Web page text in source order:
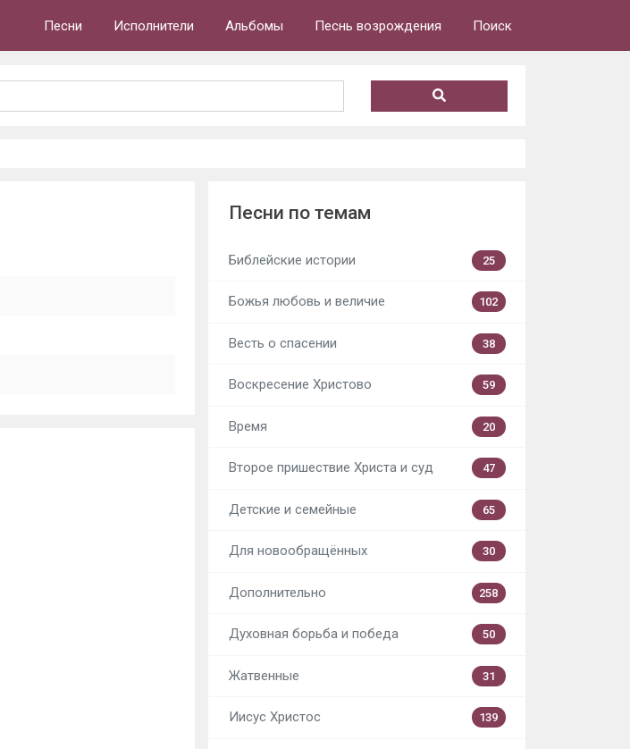
Песни Исполнители Альбомы Песнь возрождения Поиск
Песни по темам
Библейские истории 25
Божья любовь и величие 102
Весть о спасении 38
Воскресение Христово 59
Время 20
Второе пришествие Христа и суд 47
Детские и семейные 65
Для новообращённых 30
Дополнительно 258
Духовная борьба и победа 50
Жатвенные 31
Иисус Христос 139